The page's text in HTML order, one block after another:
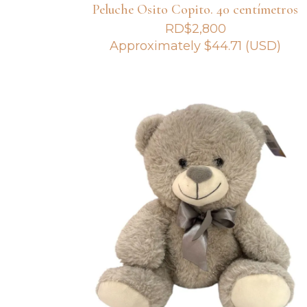
Peluche Osito Copito. 40 centímetros
RD$2,800
Approximately$44.71 (USD)